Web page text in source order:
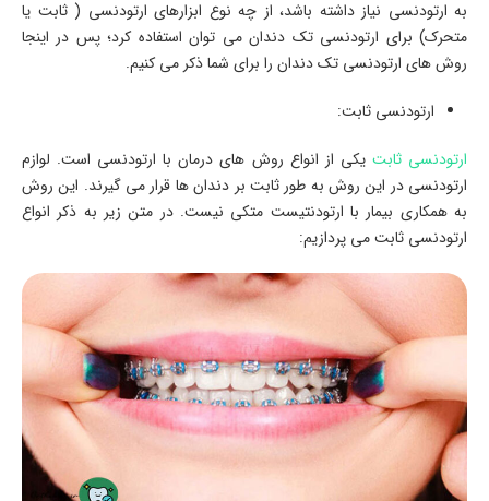
به ارتودنسی نیاز داشته باشد، از چه نوع ابزارهای ارتودنسی ( ثابت یا
متحرک) برای ارتودنسی تک دندان می توان استفاده کرد؛ پس در اینجا
روش های ارتودنسی تک دندان را برای شما ذکر می کنیم.
ارتودنسی ثابت:
ارتودنسی ثابت یکی از انواع روش های درمان با ارتودنسی است. لوازم
ارتودنسی در این روش به طور ثابت بر دندان ها قرار می گیرند. این روش
به همکاری بیمار با ارتودنتیست متکی نیست. در متن زیر به ذکر انواع
ارتودنسی ثابت می پردازیم: